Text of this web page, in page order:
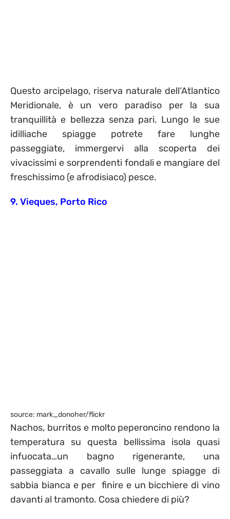
Questo arcipelago, riserva naturale dell’Atlantico
Meridionale, è un vero paradiso per la sua
tranquillità e bellezza senza pari. Lungo le sue
idilliache spiagge potrete fare lunghe
passeggiate, immergervi alla scoperta dei
vivacissimi e sorprendenti fondali e mangiare del
freschissimo (e afrodisiaco) pesce.
9. Vieques, Porto Rico
source: mark_donoher/flickr
Nachos, burritos e molto peperoncino rendono la
temperatura su questa bellissima isola quasi
infuocata…un bagno rigenerante, una
passeggiata a cavallo sulle lunge spiagge di
sabbia bianca e per finire e un bicchiere di vino
davanti al tramonto. Cosa chiedere di più?